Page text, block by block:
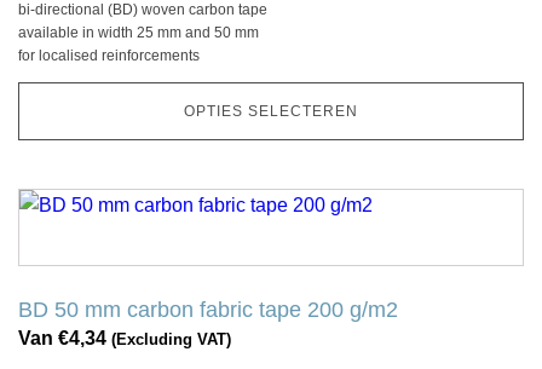
bi-directional (BD) woven carbon tape
available in width 25 mm and 50 mm
for localised reinforcements
OPTIES SELECTEREN
optie
kan
op
productpagina
BD 50 mm carbon fabric tape 200 g/m2
Van €4,34 (Excluding VAT)
Dit
heeft
variaties.